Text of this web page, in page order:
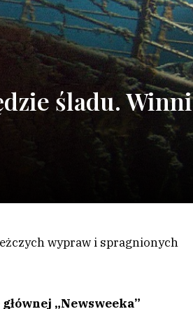
śladu. Winni
wypraw i spragnionych
„Newsweeka”